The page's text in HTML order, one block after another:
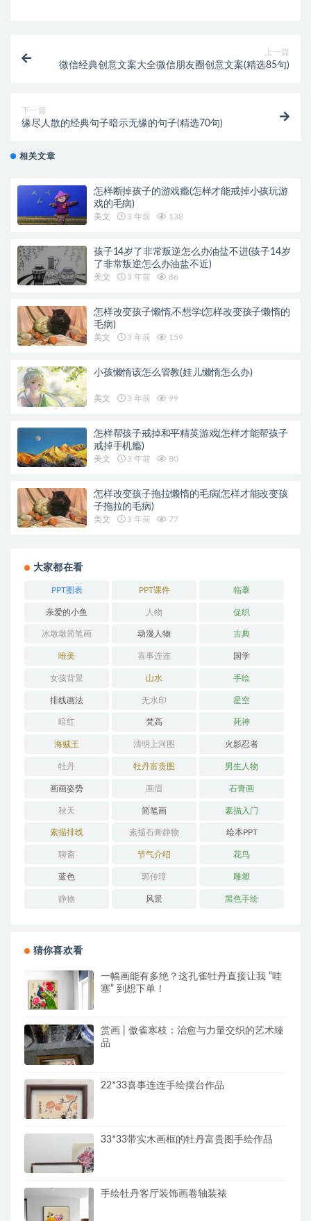
上一篇
微信经典创意文案大全微信朋友圈创意文案(精选85句)
下一篇
缘尽人散的经典句子暗示无缘的句子(精选70句)
相关文章
怎样断掉孩子的游戏瘾(怎样才能戒掉小孩玩游
戏的毛病)
美文 3 年前 138
孩子14岁了非常叛逆怎么办油盐不进(孩子14岁
了非常叛逆怎么办油盐不近)
美文 3 年前 86
怎样改变孩子懒惰,不想学(怎样改变孩子懒惰的
毛病)
美文 3 年前 159
小孩懒惰该怎么管教(娃儿懒惰怎么办)
美文 3 年前 99
怎样帮孩子戒掉和平精英游戏(怎样才能帮孩子
戒掉手机瘾)
美文 3 年前 80
怎样改变孩子拖拉懒惰的毛病(怎样才能改变孩
子拖拉的毛病)
美文 3 年前 77
大家都在看
PPT图表 PPT课件 临摹
亲爱的小鱼 人物 促织
冰墩墩简笔画 动漫人物 古典
唯美 喜事连连 国学
女孩背景 山水 手绘
排线画法 无水印 星空
暗红 梵高 死神
海贼王 清明上河图 火影忍者
牡丹 牡丹富贵图 男生人物
画画姿势 画眉 石膏画
秋天 简笔画 素描入门
素描排线 素描石膏静物 绘本PPT
聊斋 节气介绍 花鸟
蓝色 郭传璋 雕塑
静物 风景 黑色手绘
猜你喜欢看
一幅画能有多绝？这孔雀牡丹直接让我 “哇
塞” 到想下单！
赏画 | 傲雀寒枝：治愈与力量交织的艺术臻
品
22*33喜事连连手绘摆台作品
33*33带实木画框的牡丹富贵图手绘作品
手绘牡丹客厅装饰画卷轴装裱